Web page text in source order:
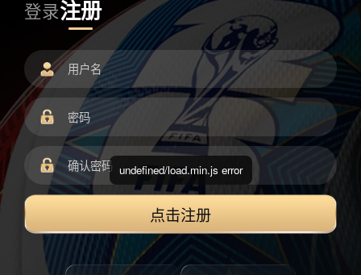
登录注册
点击注册
undefined/load.min.js error